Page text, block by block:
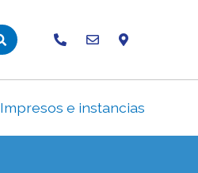
Impresos e instancias